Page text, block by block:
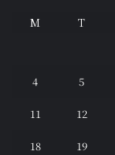
M T
4 5
11 12
18 19